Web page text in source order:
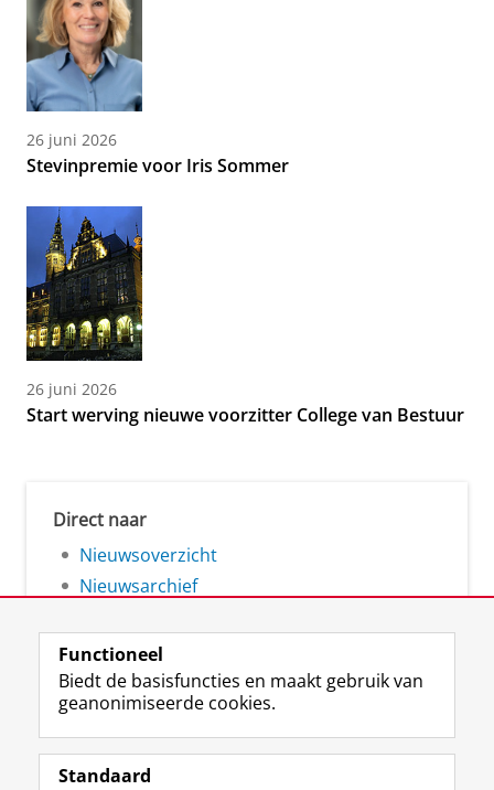
26 juni 2026
Stevinpremie voor Iris Sommer
26 juni 2026
Start werving nieuwe voorzitter College van Bestuur
Direct naar
Nieuwsoverzicht
Nieuwsarchief
Volg de RUG
F
a
L
i
R
S
I
n
Y
o
Functioneel
Biedt de basisfuncties en maakt gebruik van
geanonimiseerde cookies.
Standaard